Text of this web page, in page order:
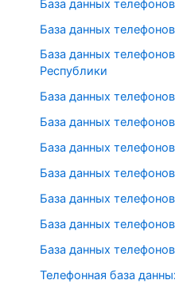
База данных
База данных
База данных
Республики
База данных
База данных
База данных
База данных
База данных
База данных
База данных
Телефонная база